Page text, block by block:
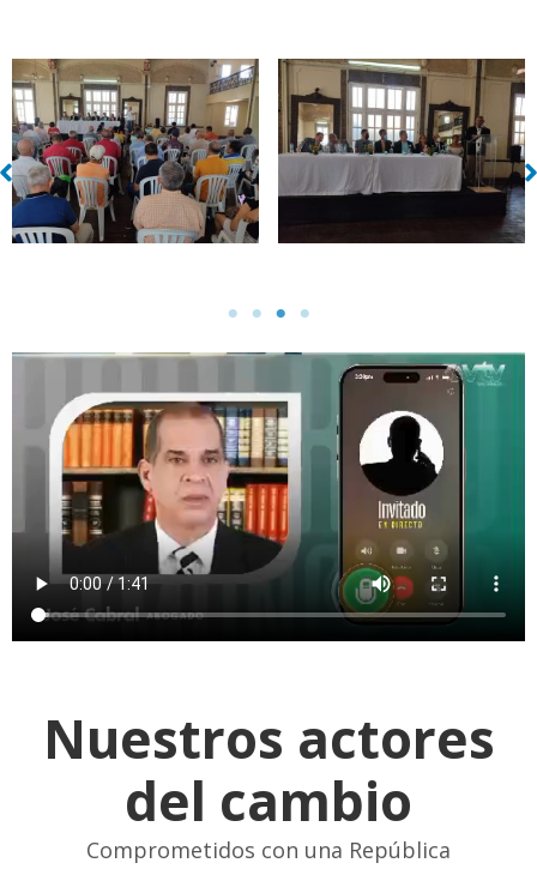
Sin leyenda Sin leyenda
Nuestros actores
del cambio
Comprometidos con una República